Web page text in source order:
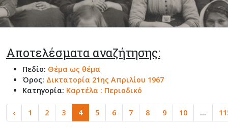
Αποτελέσματα αναζήτησης:
Πεδίο: Θέμα ως θέμα
Όρος: Δικτατορία 21ης Απριλίου 1967
Κατηγορία: Καρτέλα : Περιοδικό
‹ 1 2 3 4 5 6 7 8 9 10 ...